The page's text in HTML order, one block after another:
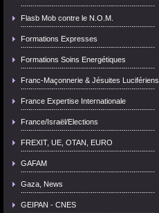
Flasb Mob contre le N.O.M.
Formations Expresses
Formations Soins Energétiques
Franc-Maçonnerie & Jésuites Lucifériens
France Expertise Internationale
France/Israël/Elections
FREXIT, UE, OTAN, EURO
GAFAM
Gaza, News
GEIPAN - CNES